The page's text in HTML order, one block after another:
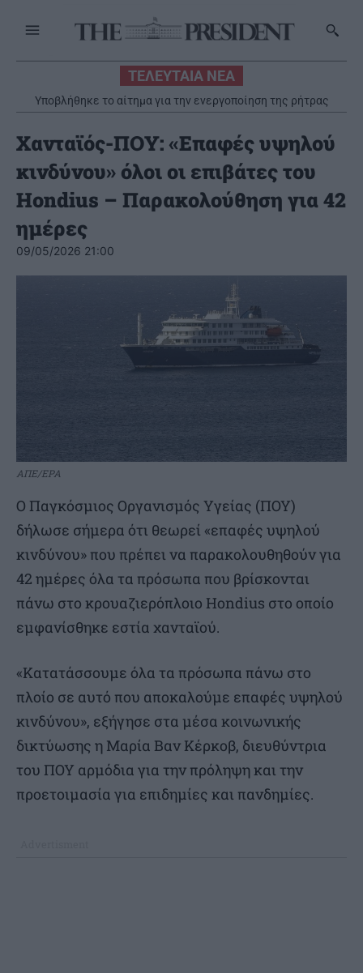
ΤΕΛΕΥΤΑΙΑ ΝΕΑ
Υποβλήθηκε το αίτημα για την ενεργοποίηση της ρήτρας
διαφυγής για την ενεργειακή ανθεκτικότητα
Χρ.Δήμας: Στο Εθνικό Πρόγραμμα Ανάπτυξης η αναβάθμιση του
Αεροδρομίου Πάρου
Χανταϊός-ΠΟΥ: «Επαφές υψηλού
κινδύνου» όλοι οι επιβάτες του
Hondius – Παρακολούθηση για 42
ημέρες
09/05/2026 21:00
ΑΠΕ/EPA
Ο Παγκόσμιος Οργανισμός Υγείας (ΠΟΥ)
δήλωσε σήμερα ότι θεωρεί «επαφές υψηλού
κινδύνου» που πρέπει να παρακολουθηθούν για
42 ημέρες όλα τα πρόσωπα που βρίσκονται
πάνω στο κρουαζιερόπλοιο Hondius στο οποίο
εμφανίσθηκε εστία χανταϊού.
«Κατατάσσουμε όλα τα πρόσωπα πάνω στο
πλοίο σε αυτό που αποκαλούμε επαφές υψηλού
κινδύνου», εξήγησε στα μέσα κοινωνικής
δικτύωσης η Μαρία Βαν Κέρκοβ, διευθύντρια
του ΠΟΥ αρμόδια για την πρόληψη και την
προετοιμασία για επιδημίες και πανδημίες.